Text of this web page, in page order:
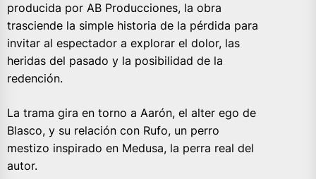
producida por AB Producciones, la obra
trasciende la simple historia de la pérdida para
invitar al espectador a explorar el dolor, las
heridas del pasado y la posibilidad de la
redención.
La trama gira en torno a Aarón, el alter ego de
Blasco, y su relación con Rufo, un perro
mestizo inspirado en Medusa, la perra real del
autor.